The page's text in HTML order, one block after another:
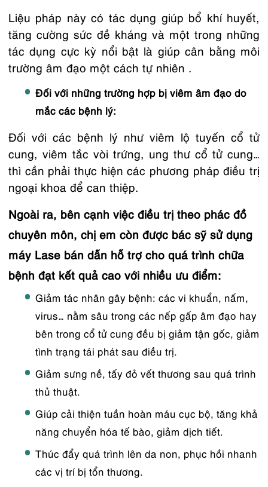
Liệu pháp này có tác dụng giúp bổ khí huyết,
tăng cường sức đề kháng và một trong những
tác dụng cực kỳ nổi bật là giúp cân bằng môi
trường âm đạo một cách tự nhiên .
Đối với những trường hợp bị viêm âm đạo do
mắc các bệnh lý:
Đối với các bệnh lý như viêm lộ tuyến cổ tử
cung, viêm tắc vòi trứng, ung thư cổ tử cung…
thì cần phải thực hiện các phương pháp điều trị
ngoại khoa để can thiệp.
Ngoài ra, bên cạnh việc điều trị theo phác đồ
chuyên môn, chị em còn được bác sỹ sử dụng
máy Lase bán dẫn hỗ trợ cho quá trình chữa
bệnh đạt kết quả cao với nhiều ưu điểm:
Giảm tác nhân gây bệnh: các vi khuẩn, nấm,
virus… nằm sâu trong các nếp gấp âm đạo hay
bên trong cổ tử cung đều bị giảm tận gốc, giảm
tình trạng tái phát sau điều trị.
Giảm sưng nề, tấy đỏ vết thương sau quá trình
thủ thuật.
Giúp cải thiện tuần hoàn máu cục bộ, tăng khả
năng chuyển hóa tế bào, giảm dịch tiết.
Thúc đẩy quá trình lên da non, phục hồi nhanh
các vị trí bị tổn thương.